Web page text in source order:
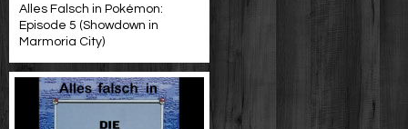
Alles Falsch in Pokémon:
Episode 5 (Showdown in
Marmoria City)